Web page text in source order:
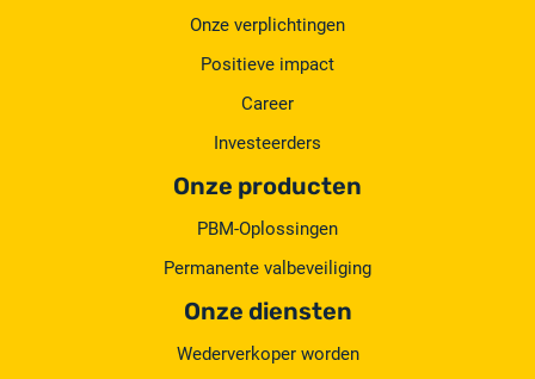
Onze verplichtingen
Positieve impact
Career
Investeerders
Onze producten
PBM-Oplossingen
Permanente valbeveiliging
Onze diensten
Wederverkoper worden